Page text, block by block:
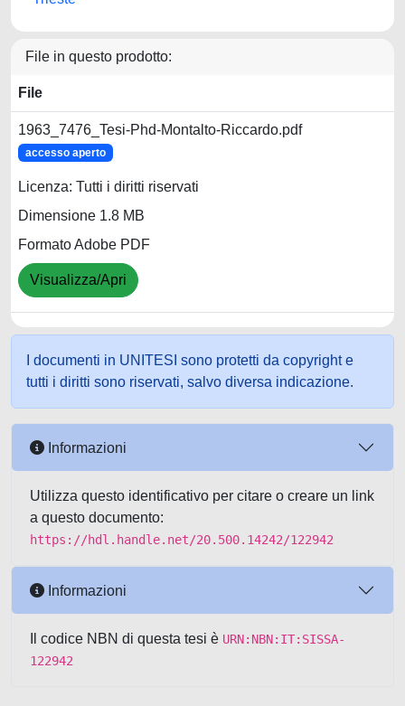
File in questo prodotto:
File
1963_7476_Tesi-Phd-Montalto-Riccardo.pdf
accesso aperto
Licenza: Tutti i diritti riservati
Dimensione 1.8 MB
Formato Adobe PDF
Visualizza/Apri
I documenti in UNITESI sono protetti da copyright e
tutti i diritti sono riservati, salvo diversa indicazione.
Informazioni
Utilizza questo identificativo per citare o creare un link
a questo documento:
https://hdl.handle.net/20.500.14242/122942
Informazioni
Il codice NBN di questa tesi è URN:NBN:IT:SISSA-
122942